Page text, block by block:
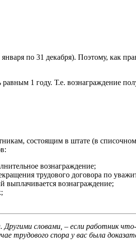
по 31 декабря). Поэтому, как
1 году. Т.е. вознаграждение
состоящим в штате (в
вознаграждение;
трудового договора по
выплачивается вознаграждение;
словами, – если работник
спора у вас была